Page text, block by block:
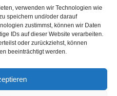
verwenden wir Technologien wie
speichern und/oder darauf
zustimmst, können wir Daten
IDs auf dieser Website verarbeiten.
oder zurückziehst, können
beeinträchtigt werden.
Kayla
ihrer siebenjährigen
in einem Bordell
in Ramons Bordell im
gefangen; als ihr
sie, dass ihr die die